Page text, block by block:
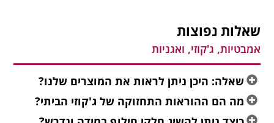
שאלות נפוצות
אמבטיות, ג'קוזי, ואגניות
שאלה: היכן ניתן לראות את המוצרים שלנו?
מה הם ההוראות התחזוקה של ג'קוזי הביתי?